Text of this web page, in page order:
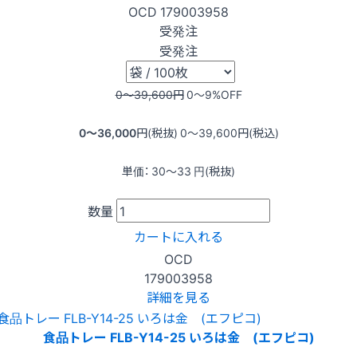
OCD 179003958
受発注
受発注
0〜39,600円0〜9%OFF
0〜36,000円(税抜) 0〜39,600円(税込)
単価： 30〜33 円(税抜)
数量
カートに入れる
OCD
179003958
詳細を見る
食品トレー FLB-Y14-25 いろは金 (エフピコ)